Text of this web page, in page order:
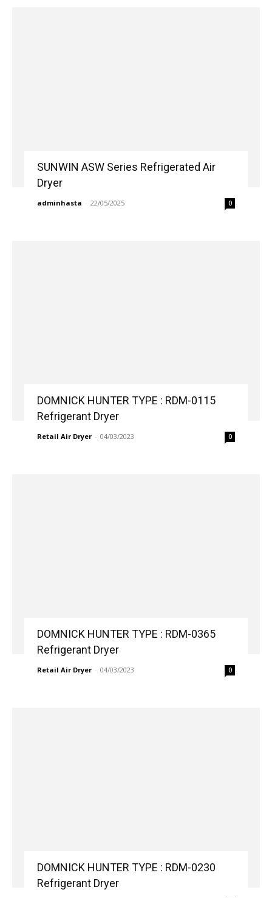
SUNWIN ASW Series Refrigerated Air
Dryer
adminhasta - 22/05/2025 0
DOMNICK HUNTER TYPE : RDM-0115
Refrigerant Dryer
Retail Air Dryer - 04/03/2023 0
DOMNICK HUNTER TYPE : RDM-0365
Refrigerant Dryer
Retail Air Dryer - 04/03/2023 0
DOMNICK HUNTER TYPE : RDM-0230
Refrigerant Dryer